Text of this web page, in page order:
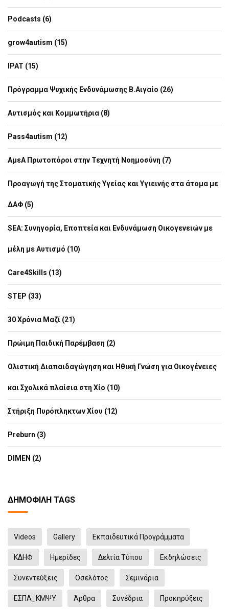
Podcasts (6)
grow4autism (15)
IPAT (15)
Πρόγραμμα Ψυχικής Ενδυνάμωσης Β.Αιγαίο (26)
Αυτισμός και Κομμωτήρια (8)
Pass4autism (12)
ΑμεΑ Πρωτοπόροι στην Τεχνητή Νοημοσύνη (7)
Προαγωγή της Στοματικής Υγείας και Υγιεινής στα άτομα με
ΔΑΦ (5)
SEA: Συνηγορία, Εποπτεία και Ενδυνάμωση Οικογενειών με
μέλη με Αυτισμό (10)
Care4Skills (13)
STEP (33)
30 Χρόνια Μαζί (21)
Πρώιμη Παιδική Παρέμβαση (2)
Ολιστική Διαπαιδαγώγηση και Ηθική Γνώση για Οικογένειες
και Σχολικά πλαίσια στη Χίο (10)
Στήριξη Πυρόπληκτων Χίου (12)
Preburn (3)
DIMEN (2)
ΔΗΜΟΦΙΛΉ TAGS
Videos Gallery Εκπαιδευτικά Προγράμματα
ΚΔΗΦ Ημερίδες Δελτία Τύπου Eκδηλώσεις
Συνεντεύξεις Οσελότος Σεμινάρια
ΕΣΠΑ_ΚΜΨΥ Άρθρα Συνέδρια Προκηρύξεις